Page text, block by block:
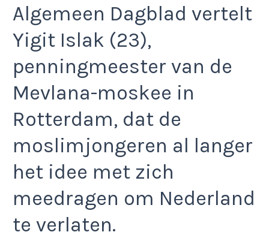
Algemeen Dagblad vertelt
Yigit Islak (23),
penningmeester van de
Mevlana-moskee in
Rotterdam, dat de
moslimjongeren al langer
het idee met zich
meedragen om Nederland
te verlaten.